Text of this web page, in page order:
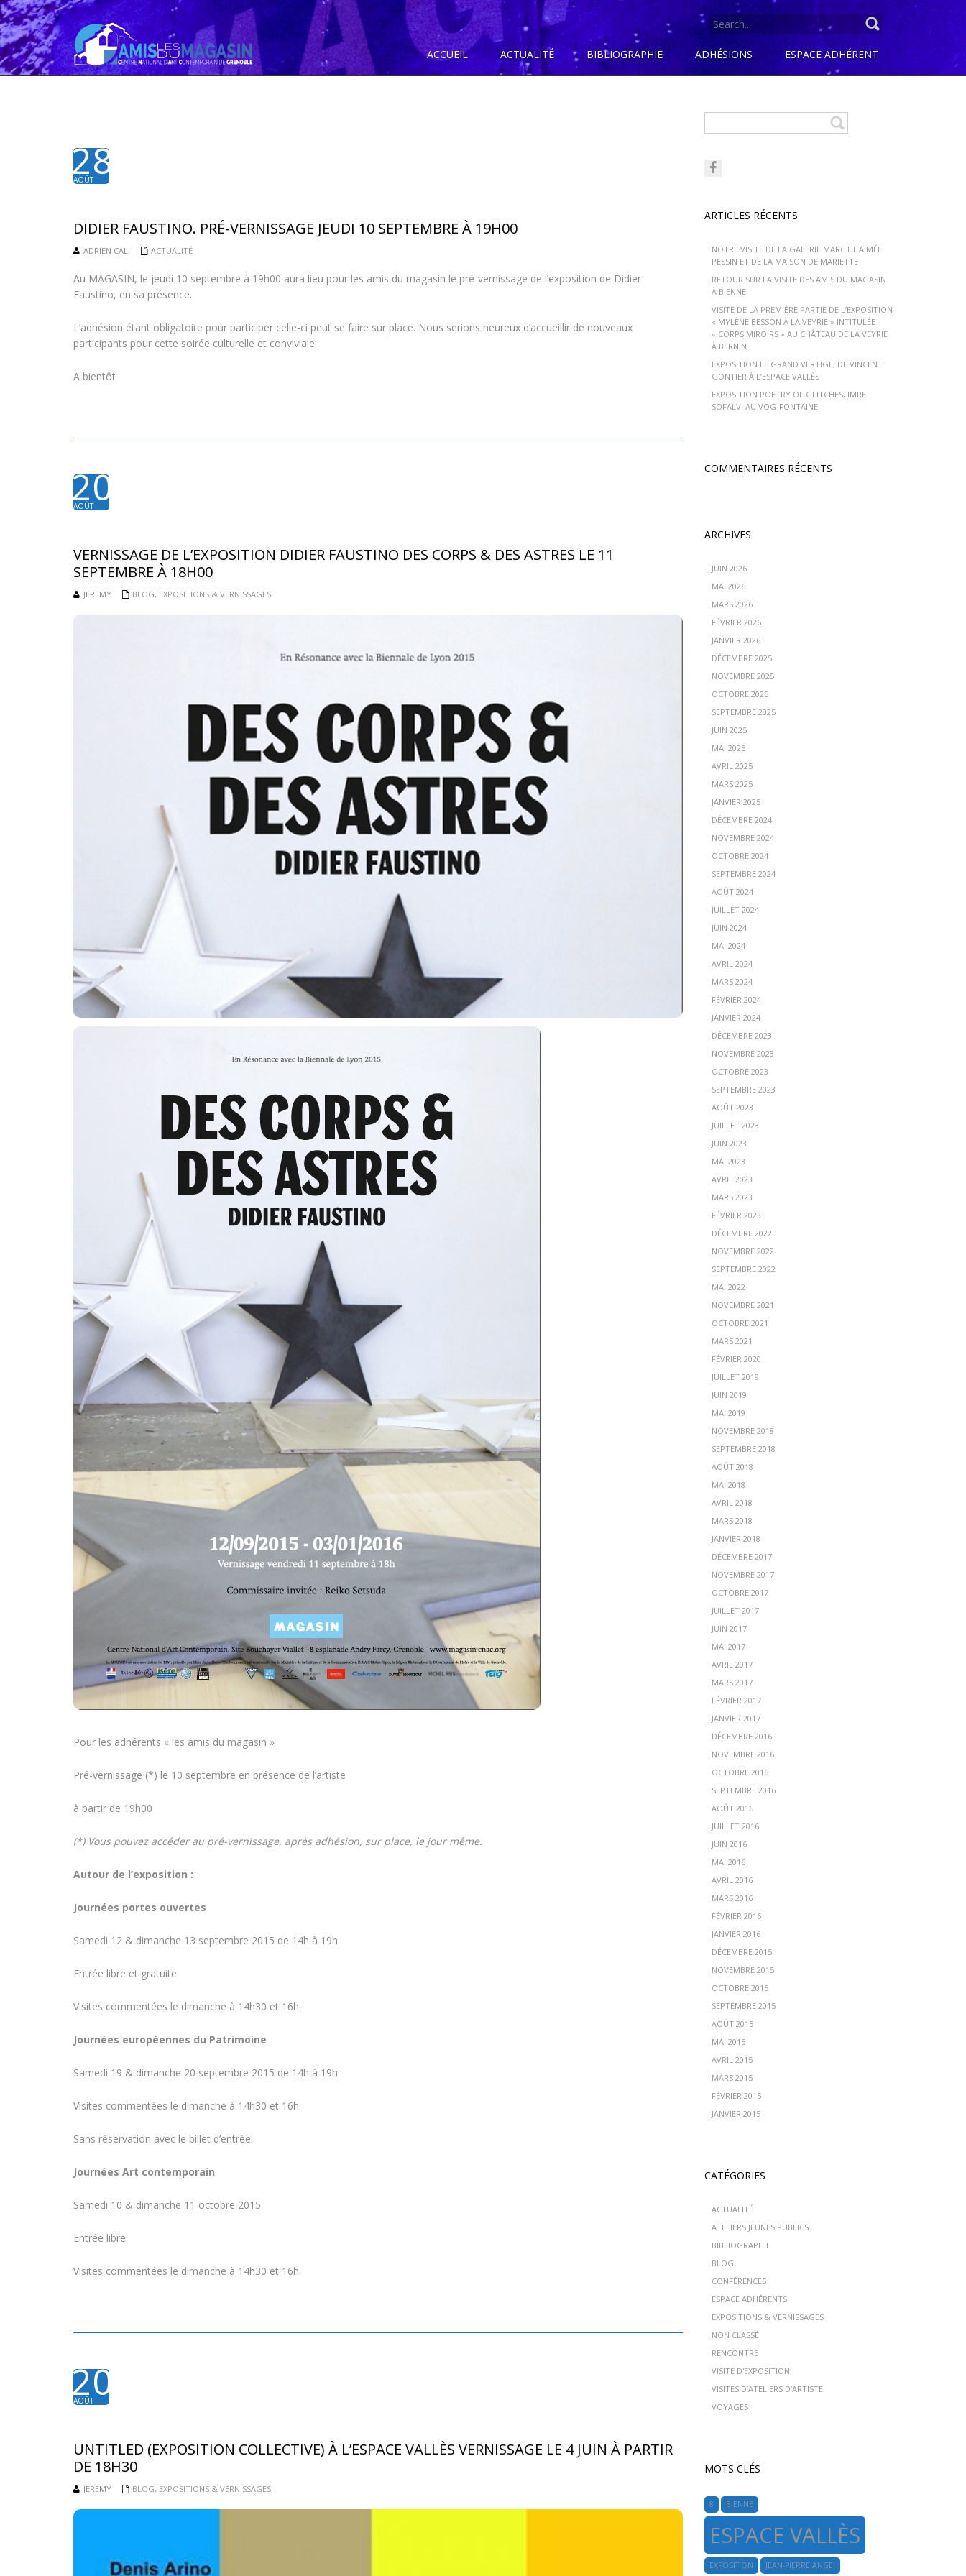
SEARCH
ACCUEIL
ACTUALITÉ BIBLIOGRAPHIE ADHÉSIONS ESPACE ADHÉRENT
28
AOÛT
DIDIER FAUSTINO. PRÉ-VERNISSAGE JEUDI 10 SEPTEMBRE À 19H00
ADRIEN CALI ACTUALITÉ
Au MAGASIN, le jeudi 10 septembre à 19h00 aura lieu pour les amis du magasin le pré-vernissage de l’exposition de Didier
Faustino, en sa présence.
L’adhésion étant obligatoire pour participer celle-ci peut se faire sur place. Nous serions heureux d’accueillir de nouveaux
participants pour cette soirée culturelle et conviviale.
A bientôt
20
AOÛT
VERNISSAGE DE L’EXPOSITION DIDIER FAUSTINO DES CORPS & DES ASTRES LE 11
SEPTEMBRE À 18H00
JEREMY BLOG, EXPOSITIONS & VERNISSAGES
Pour les adhérents « les amis du magasin »
Pré-vernissage (*) le 10 septembre en présence de l’artiste
à partir de 19h00
(*) Vous pouvez accéder au pré-vernissage, après adhésion, sur place, le jour même.
Autour de l’exposition :
Journées portes ouvertes
Samedi 12 & dimanche 13 septembre 2015 de 14h à 19h
Entrée libre et gratuite
Visites commentées le dimanche à 14h30 et 16h.
Journées européennes du Patrimoine
Samedi 19 & dimanche 20 septembre 2015 de 14h à 19h
Visites commentées le dimanche à 14h30 et 16h.
Sans réservation avec le billet d’entrée.
Journées Art contemporain
Samedi 10 & dimanche 11 octobre 2015
Entrée libre
Visites commentées le dimanche à 14h30 et 16h.
20
AOÛT
UNTITLED (EXPOSITION COLLECTIVE) À L’ESPACE VALLÈS VERNISSAGE LE 4 JUIN À PARTIR
DE 18H30
JEREMY BLOG, EXPOSITIONS & VERNISSAGES
ARTICLES RÉCENTS
NOTRE VISITE DE LA GALERIE MARC ET AIMÉE
PESSIN ET DE LA MAISON DE MARIETTE
RETOUR SUR LA VISITE DES AMIS DU MAGASIN
À BIENNE
VISITE DE LA PREMIÈRE PARTIE DE L’EXPOSITION
« MYLÈNE BESSON À LA VEYRIE » INTITULÉE
« CORPS MIROIRS » AU CHÂTEAU DE LA VEYRIE
À BERNIN
EXPOSITION LE GRAND VERTIGE, DE VINCENT
GONTIER À L’ESPACE VALLÈS
EXPOSITION POETRY OF GLITCHES, IMRE
SOFALVI AU VOG-FONTAINE
COMMENTAIRES RÉCENTS
ARCHIVES
JUIN 2026
MAI 2026
MARS 2026
FÉVRIER 2026
JANVIER 2026
DÉCEMBRE 2025
NOVEMBRE 2025
OCTOBRE 2025
SEPTEMBRE 2025
JUIN 2025
MAI 2025
AVRIL 2025
MARS 2025
JANVIER 2025
DÉCEMBRE 2024
NOVEMBRE 2024
OCTOBRE 2024
SEPTEMBRE 2024
AOÛT 2024
JUILLET 2024
JUIN 2024
MAI 2024
AVRIL 2024
MARS 2024
FÉVRIER 2024
JANVIER 2024
DÉCEMBRE 2023
NOVEMBRE 2023
OCTOBRE 2023
SEPTEMBRE 2023
AOÛT 2023
JUILLET 2023
JUIN 2023
MAI 2023
AVRIL 2023
MARS 2023
FÉVRIER 2023
DÉCEMBRE 2022
NOVEMBRE 2022
SEPTEMBRE 2022
MAI 2022
NOVEMBRE 2021
OCTOBRE 2021
MARS 2021
FÉVRIER 2020
JUILLET 2019
JUIN 2019
MAI 2019
NOVEMBRE 2018
SEPTEMBRE 2018
AOÛT 2018
MAI 2018
AVRIL 2018
MARS 2018
JANVIER 2018
DÉCEMBRE 2017
NOVEMBRE 2017
OCTOBRE 2017
JUILLET 2017
JUIN 2017
MAI 2017
AVRIL 2017
MARS 2017
FÉVRIER 2017
JANVIER 2017
DÉCEMBRE 2016
NOVEMBRE 2016
OCTOBRE 2016
SEPTEMBRE 2016
AOÛT 2016
JUILLET 2016
JUIN 2016
MAI 2016
AVRIL 2016
MARS 2016
FÉVRIER 2016
JANVIER 2016
DÉCEMBRE 2015
NOVEMBRE 2015
OCTOBRE 2015
SEPTEMBRE 2015
AOÛT 2015
MAI 2015
AVRIL 2015
MARS 2015
FÉVRIER 2015
JANVIER 2015
CATÉGORIES
ACTUALITÉ
ATELIERS JEUNES PUBLICS
BIBLIOGRAPHIE
BLOG
CONFÉRENCES
ESPACE ADHÉRENTS
EXPOSITIONS & VERNISSAGES
NON CLASSÉ
RENCONTRE
VISITE D'EXPOSITION
VISITES D’ATELIERS D’ARTISTE
VOYAGES
MOTS CLÉS
8 BIENNE
ESPACE VALLÈS
EXPOSITION JEAN-PIERRE ANGEI